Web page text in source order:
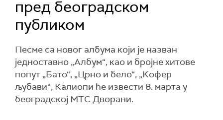
пред београдском
публиком
Песме са новог албума који је назван
једноставно „Албум“, као и бројне хитове
попут „Бато“, „Црно и бело“, „Кофер
љубави“, Калиопи ће извести 8. марта у
београдској МТС Дворани.